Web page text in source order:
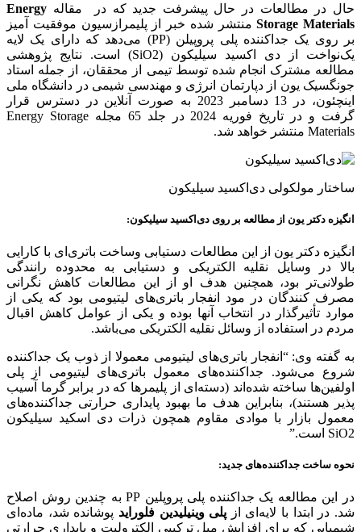
حال در مطالعات در حال پیشرفت جدید که در مقاله Energy
Storage Materialsمنتشر شده خبر از پلیمرازسیون موفقیت آمیز
بر روی یک جداکننده پلی پروپیلن (PP) می‌دهد که دارای یک لایه
یک‌نواخت از دی اکسید سیلیکون (SiO2) است. نتایج پژوهشی
مطالعه مشترک انجام شده توسط تیمی از محققان، از جمله استاد
جونگسیک یون از دپارتمان انرژی و مهندسی شیمی در دانشگاه ملی
اینچئون، در 13 دسامبر 2023 به صورت آنلاین در دسترس قرار
گرفت و در تاریخ فوریه 2024 در جلد 65 مجله Energy Storage
Materials منتشر خواهد شد.
ساختار مولکولی دی‌اکسید سیلیکون
انگیزه دکتر یون از مطالعه بر روی دی‌اکسید سیلیکون:
انگیزه دکتر یون از این مطالعات دستیابی وساخت باتری‌ای با کارایی
بالا در وسایل نقلیه الکتریکی و دستیابی به محدوده رانندگی
طولانی‌تر بود، همچنین هدف او از این مطالعات کاهش نگرانی
مصرف کنندگان در مود انفجار باتری‌های لیتیومی بود که یکی از
موارد تأثیرگذار در انتخاب آنها بوده و یکی از عوامل کاهش اقبال
مردم در استفاده از وسائل نقلیه الکتریکی می‌باشد.
به گفته وی: “انفجار باتری‌های لیتیومی معمولا از ذوب یک جداکننده
شروع می‌شود. جداکننده‌های معمول باتری‌های لیتیومی از پلی
اولفین‌ها ساخته شده‌اند (دسته‌ای از پلیمرها که در برابر گرما آسیب
پذیر هستند)، بنابراین هدف ما بهبود پایداری حرارتی جداکننده‌های
معمول بازار با موادی مقاوم همچون ذرات دی اسکید سیلیکون
SiO2 است.”
نحوه ساخت جداکننده‌های جدید:
در این مطالعه یک جداکننده پلی پروپلین PP به چندین روش اصلاح
شد. در ابتدا با لایه‌ای از پلی وینیلیدین فلوراید پوشانده شد، ماده‌ای
شیمیایی که برای افزایش میل ترکیبی الکترولیت و پایداری حرارتی